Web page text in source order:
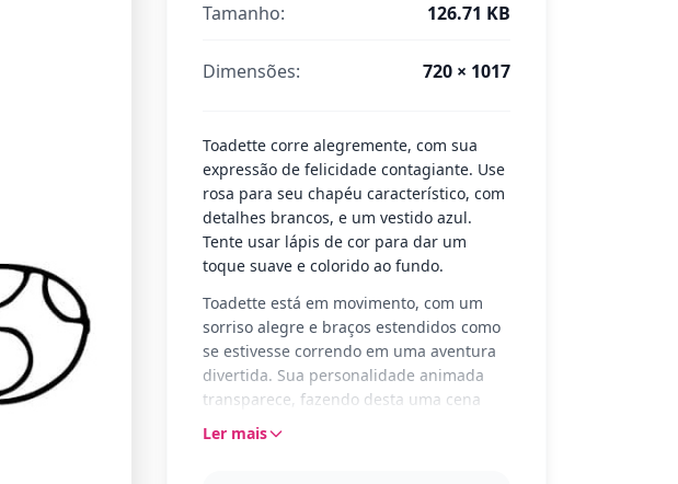
Tamanho: 126.71 KB
Dimensões: 720 × 1017
Toadette corre alegremente, com sua
expressão de felicidade contagiante. Use
rosa para seu chapéu característico, com
detalhes brancos, e um vestido azul.
Tente usar lápis de cor para dar um
toque suave e colorido ao fundo.
Toadette está em movimento, com um
sorriso alegre e braços estendidos como
se estivesse correndo em uma aventura
divertida. Sua personalidade animada
transparece, fazendo desta uma cena
encantadora para colorir. Os detalhes do
Ler mais